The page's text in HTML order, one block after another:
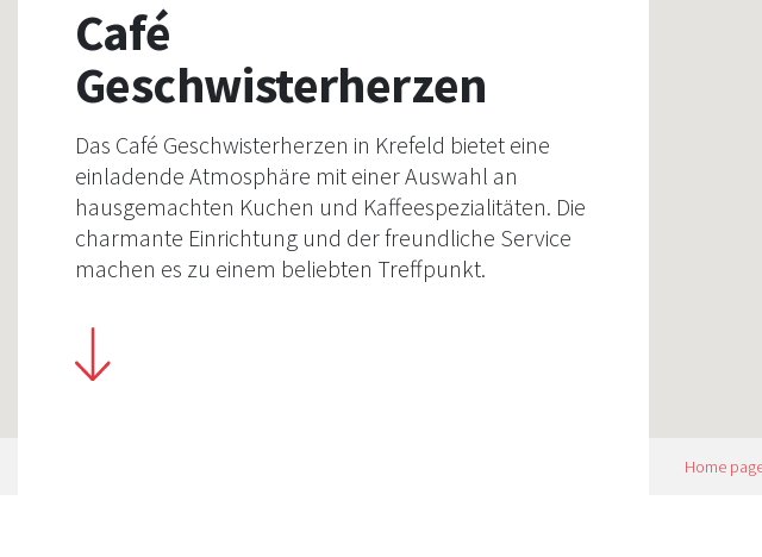
Café
Geschwisterherzen
Das Café Geschwisterherzen in Krefeld bietet eine
einladende Atmosphäre mit einer Auswahl an
hausgemachten Kuchen und Kaffeespezialitäten. Die
charmante Einrichtung und der freundliche Service
machen es zu einem beliebten Treffpunkt.
Home